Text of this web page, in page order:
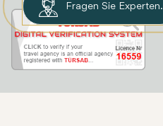
Fragen Sie Experten.